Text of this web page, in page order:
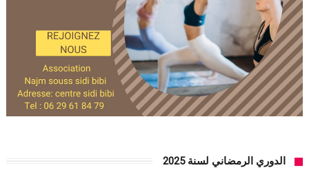
الدوري الرمضاني لسنة 2025